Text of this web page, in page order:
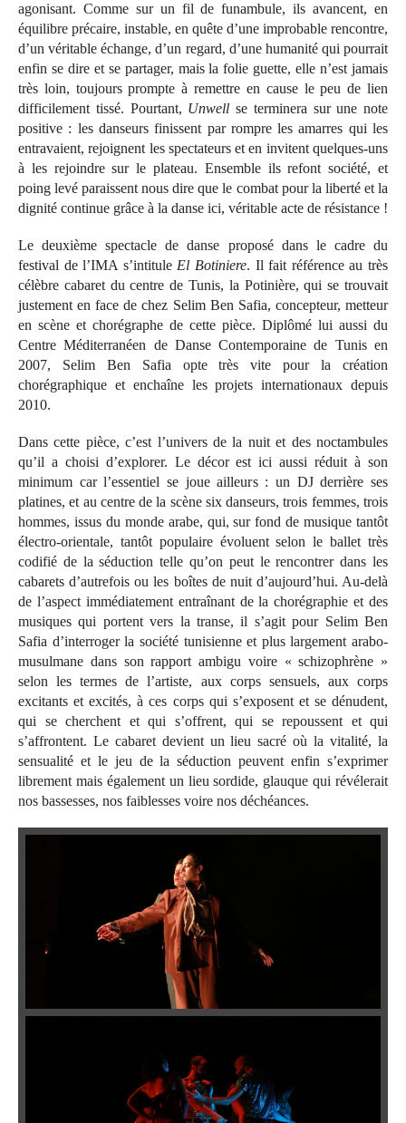
agonisant. Comme sur un fil de funambule, ils avancent, en
équilibre précaire, instable, en quête d’une improbable rencontre,
d’un véritable échange, d’un regard, d’une humanité qui pourrait
enfin se dire et se partager, mais la folie guette, elle n’est jamais
très loin, toujours prompte à remettre en cause le peu de lien
difficilement tissé. Pourtant, Unwell se terminera sur une note
positive : les danseurs finissent par rompre les amarres qui les
entravaient, rejoignent les spectateurs et en invitent quelques-uns
à les rejoindre sur le plateau. Ensemble ils refont société, et
poing levé paraissent nous dire que le combat pour la liberté et la
dignité continue grâce à la danse ici, véritable acte de résistance !
Le deuxième spectacle de danse proposé dans le cadre du
festival de l’IMA s’intitule El Botiniere. Il fait référence au très
célèbre cabaret du centre de Tunis, la Potinière, qui se trouvait
justement en face de chez Selim Ben Safia, concepteur, metteur
en scène et chorégraphe de cette pièce. Diplômé lui aussi du
Centre Méditerranéen de Danse Contemporaine de Tunis en
2007, Selim Ben Safia opte très vite pour la création
chorégraphique et enchaîne les projets internationaux depuis
2010.
Dans cette pièce, c’est l’univers de la nuit et des noctambules
qu’il a choisi d’explorer. Le décor est ici aussi réduit à son
minimum car l’essentiel se joue ailleurs : un DJ derrière ses
platines, et au centre de la scène six danseurs, trois femmes, trois
hommes, issus du monde arabe, qui, sur fond de musique tantôt
électro-orientale, tantôt populaire évoluent selon le ballet très
codifié de la séduction telle qu’on peut le rencontrer dans les
cabarets d’autrefois ou les boîtes de nuit d’aujourd’hui. Au-delà
de l’aspect immédiatement entraînant de la chorégraphie et des
musiques qui portent vers la transe, il s’agit pour Selim Ben
Safia d’interroger la société tunisienne et plus largement arabo-
musulmane dans son rapport ambigu voire « schizophrène »
selon les termes de l’artiste, aux corps sensuels, aux corps
excitants et excités, à ces corps qui s’exposent et se dénudent,
qui se cherchent et qui s’offrent, qui se repoussent et qui
s’affrontent. Le cabaret devient un lieu sacré où la vitalité, la
sensualité et le jeu de la séduction peuvent enfin s’exprimer
librement mais également un lieu sordide, glauque qui révélerait
nos bassesses, nos faiblesses voire nos déchéances.